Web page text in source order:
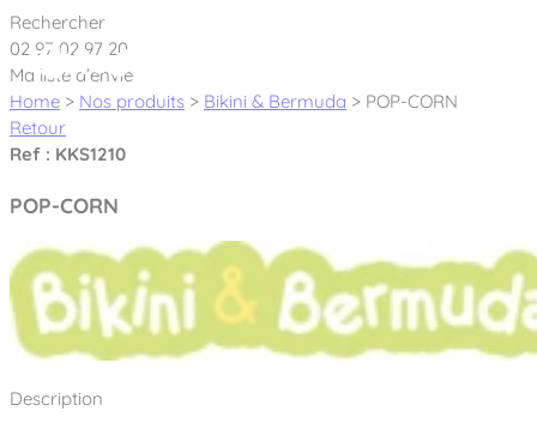
Cookies management panel
Créateur et fabricant d’aires de jeux &
Nos dernières actualités
À propos
Nos engagements
Aires de jeux Bikini & Bermuda®
Rechercher
02 97 02 97 20
Ma liste d’envie
Home > Nos produits > Bikini & Bermuda > POP-CORN
Retour
Ref : KKS1210
POP-CORN
Description